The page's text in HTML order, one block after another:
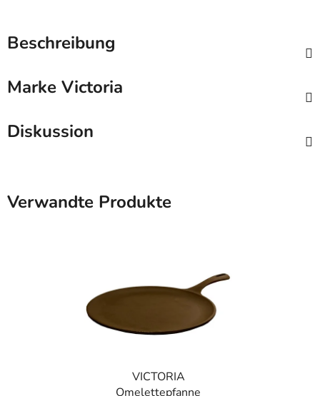
Beschreibung
Marke Victoria
Diskussion
Verwandte Produkte
VICTORIA
Omelettepfanne